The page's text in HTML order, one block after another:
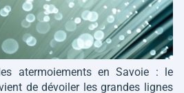
atermoiements en Savoie : le
de dévoiler les grandes lignes